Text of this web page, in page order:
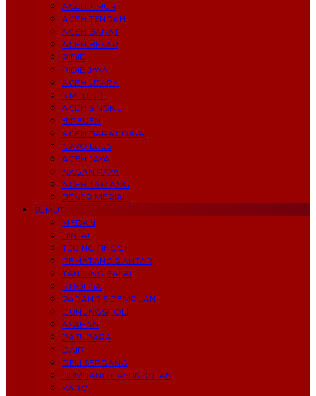
ACEH TIMUR
ACEH TENGAH
ACEH BARAT
ACEH BESAR
PIDIE
PIDIE JAYA
ACEH UTARA
SIMEULUE
ACEH SINGKIL
BIREUEN
ACEH BARAT DAYA
GAYO LUES
ACEH JAYA
NAGAN RAYA
ACEH TAMIANG
BENER MERIAH
SUMUT
MEDAN
BINJAI
TEBING TINGGI
PEMATANG SIANTAR
TANJUNG BALAI
SIBOLGA
PADANG SIDEMPUAN
GUNUNGSITOLI
ASAHAN
BATUBARA
DAIRI
DELI SERDANG
HUMBANG HASUNDUTAN
KARO